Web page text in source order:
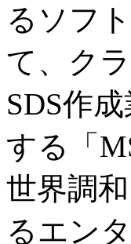
るソフ
て、ク
SDS作
する「
世界調
るエン